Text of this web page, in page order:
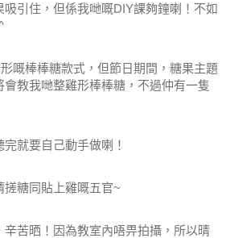
吸引住，但係我哋嘅DIY課夠鐘喇！不如
嘅棒棒糖款式，但節日期間，糖果主題
教我哋整雞形棒棒糖，不過仲有一隻
就要自己動手做喇！
搓糖同貼上雞嘅五官~
辛苦晒！因為教室內唔畀拍攝，所以晴